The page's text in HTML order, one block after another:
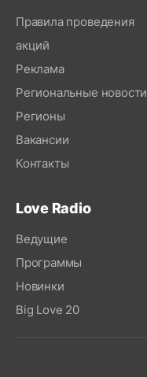
Правила проведения
акций
Реклама
Региональные новости
Регионы
Вакансии
Контакты
Love Radio
Ведущие
Программы
Новинки
Big Love 20